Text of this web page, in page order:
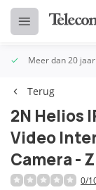
Meer dan 20
Terug
2N Helios
Video
Camera -
0/